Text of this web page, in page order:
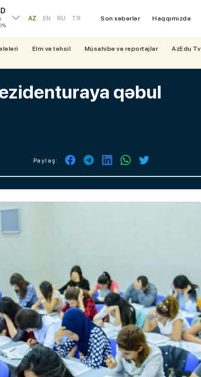
AZ EN RU TR Son xəbərlər Haqqımızda
Elm və təhsil Müsahibə və reportajlar AzEdu Tv
qəbul
Paylaş: